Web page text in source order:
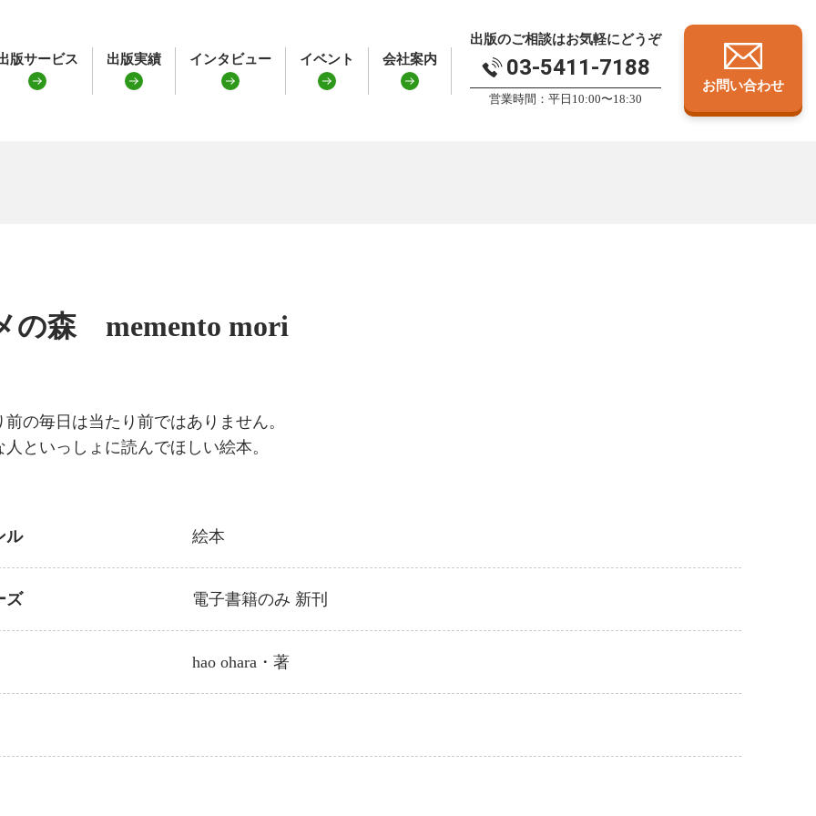
版サービス 出版実績 インタビュー イベント 会社案内
出版のご相談はお気軽にどうぞ
03-5411-7188
営業時間：平日10:00〜18:30
お問い合わせ
の森 memento mori
前の毎日は当たり前ではありません。
人といっしょに読んでほしい絵本。
ル 絵本
ズ 電子書籍のみ 新刊
hao ohara ・著